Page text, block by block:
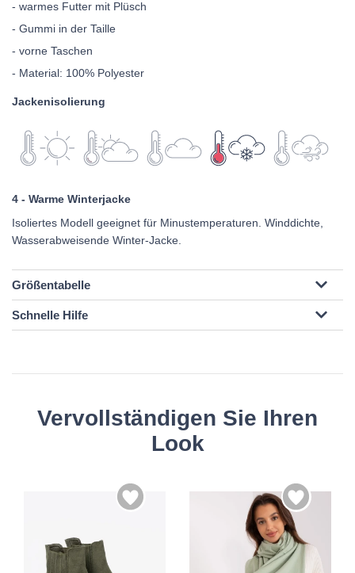
- warmes Futter mit Plüsch
- Gummi in der Taille
- vorne Taschen
- Material: 100% Polyester
Jackenisolierung
4 - Warme Winterjacke
Isoliertes Modell geeignet für Minustemperaturen. Winddichte,
Wasserabweisende Winter-Jacke.
Größentabelle
Schnelle Hilfe
Vervollständigen Sie Ihren
Look